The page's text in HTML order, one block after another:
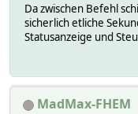
Da zwischen Befehl
sicherlich etliche
Statusanzeige und
MadMax-FHEM